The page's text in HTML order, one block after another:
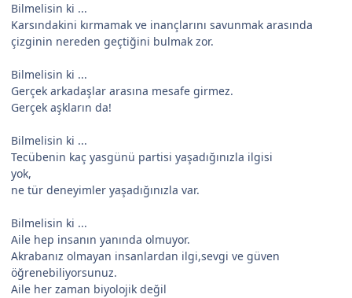
Bilmelisin ki ...
Karsındakini kırmamak ve inançlarını savunmak arasında
çizginin nereden geçtiğini bulmak zor.
Bilmelisin ki ...
Gerçek arkadaşlar arasına mesafe girmez.
Gerçek aşkların da!
Bilmelisin ki ...
Tecübenin kaç yasgünü partisi yaşadığınızla ilgisi
yok,
ne tür deneyimler yaşadığınızla var.
Bilmelisin ki ...
Aile hep insanın yanında olmuyor.
Akrabanız olmayan insanlardan ilgi,sevgi ve güven
öğrenebiliyorsunuz.
Aile her zaman biyolojik değil